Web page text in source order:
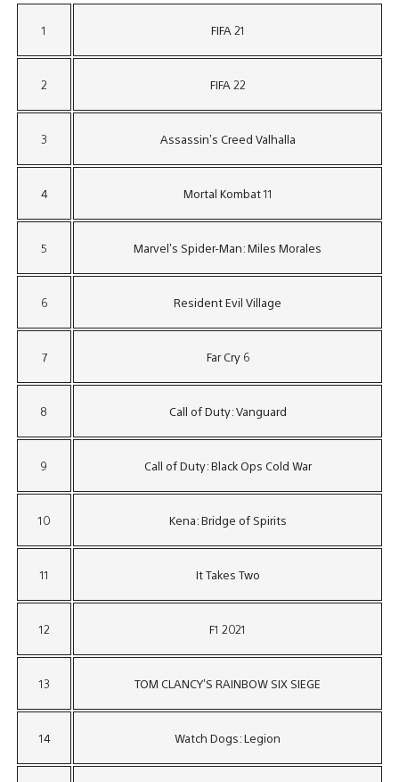
1 FIFA 21
2 FIFA 22
3 Assassin’s Creed Valhalla
4 Mortal Kombat 11
5 Marvel’s Spider-Man: Miles Morales
6 Resident Evil Village
7 Far Cry 6
8 Call of Duty: Vanguard
9 Call of Duty: Black Ops Cold War
10 Kena: Bridge of Spirits
11 It Takes Two
12 F1 2021
13 TOM CLANCY’S RAINBOW SIX SIEGE
14 Watch Dogs: Legion